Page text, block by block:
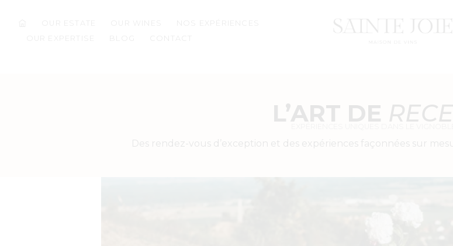
OUR ESTATE OUR WINES
NOS EXPÉRIENCES
OUR EXPERTISE
BLOG CONTACT
L’ART DE
Des rendez-vous d’exception et des expériences façonnées sur